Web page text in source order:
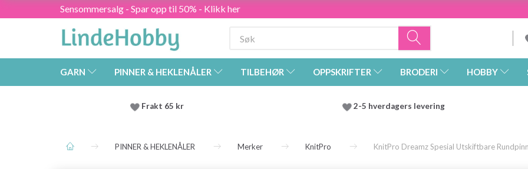
Sensommersalg - Spar opp til 50% - Klikk her
GARN PINNER & HEKLENÅLER TILBEHØR OPPSKRIFTER BRODERI HOBBY
Frakt 65 kr 2-5 hverdagers levering
PINNER & HEKLENÅLER Merker KnitPro KnitPro Dreamz Spesial Utskiftbare